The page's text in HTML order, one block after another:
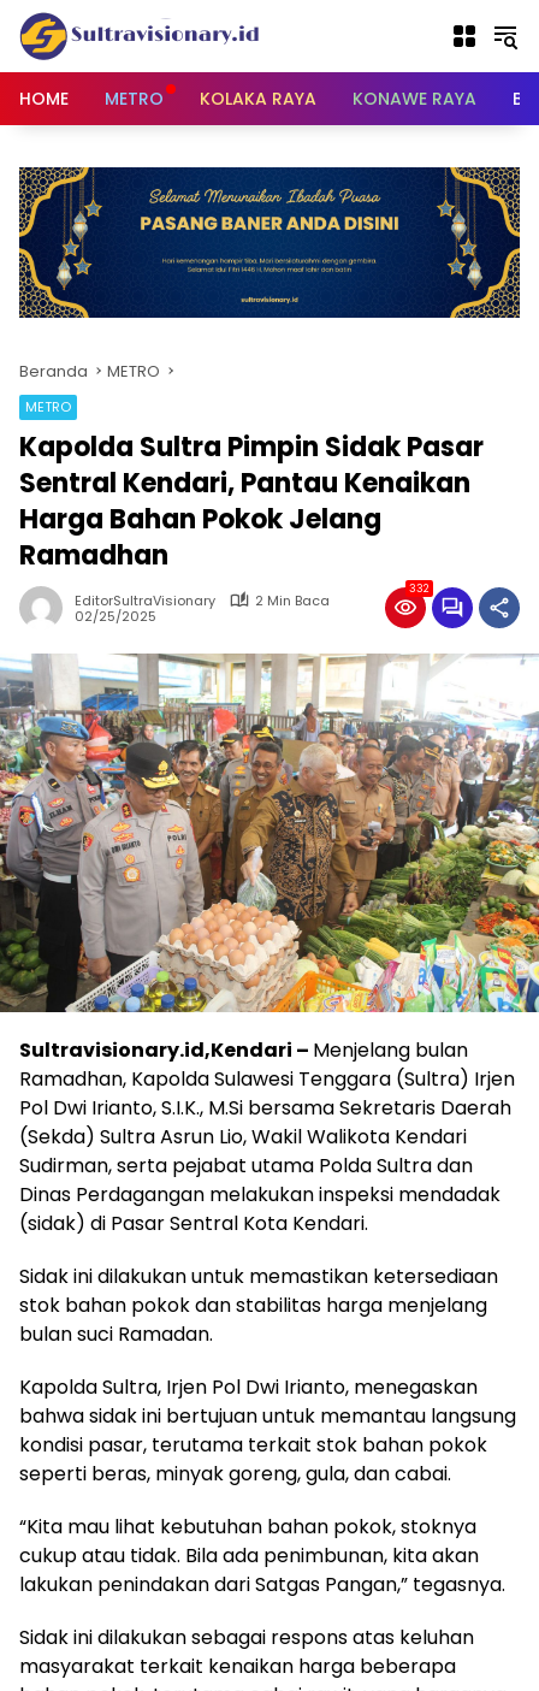
Langsung
konten
HOME
METRO KOLAKA RAYA KONAWE RAYA
Beranda METRO
METRO
Kapolda Sultra Pimpin Sidak Pasar
Sentral Kendari, Pantau Kenaikan
Harga Bahan Pokok Jelang
Ramadhan
EditorSultraVisionary
2 Min Baca
02/25/2025
332
Sultravisionary.id,Kendari – Menjelang bulan
Ramadhan, Kapolda Sulawesi Tenggara (Sultra) Irjen
Pol Dwi Irianto, S.I.K., M.Si bersama Sekretaris Daerah
(Sekda) Sultra Asrun Lio, Wakil Walikota Kendari
Sudirman, serta pejabat utama Polda Sultra dan
Dinas Perdagangan melakukan inspeksi mendadak
(sidak) di Pasar Sentral Kota Kendari.
Sidak ini dilakukan untuk memastikan ketersediaan
stok bahan pokok dan stabilitas harga menjelang
bulan suci Ramadan.
Kapolda Sultra, Irjen Pol Dwi Irianto, menegaskan
bahwa sidak ini bertujuan untuk memantau langsung
kondisi pasar, terutama terkait stok bahan pokok
seperti beras, minyak goreng, gula, dan cabai.
“Kita mau lihat kebutuhan bahan pokok, stoknya
cukup atau tidak. Bila ada penimbunan, kita akan
lakukan penindakan dari Satgas Pangan,” tegasnya.
Sidak ini dilakukan sebagai respons atas keluhan
masyarakat terkait kenaikan harga beberapa